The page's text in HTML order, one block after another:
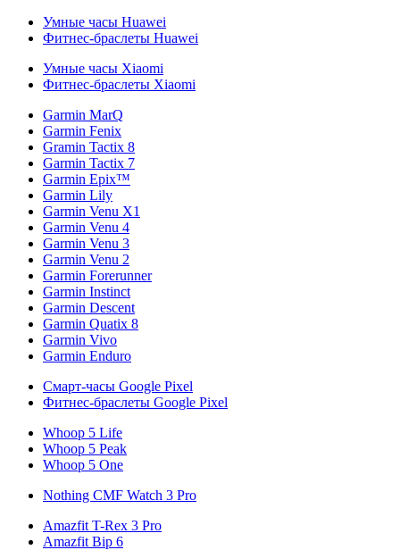
Умные часы Huawei
Фитнес-браслеты Huawei
Умные часы Xiaomi
Фитнес-браслеты Xiaomi
Garmin MarQ
Garmin Fenix
Gramin Tactix 8
Garmin Tactix 7
Garmin Epix™
Garmin Lily
Garmin Venu X1
Garmin Venu 4
Garmin Venu 3
Garmin Venu 2
Garmin Forerunner
Garmin Instinct
Garmin Descent
Garmin Quatix 8
Garmin Vivo
Garmin Enduro
Смарт-часы Google Pixel
Фитнес-браслеты Google Pixel
Whoop 5 Life
Whoop 5 Peak
Whoop 5 One
Nothing CMF Watch 3 Pro
Amazfit T-Rex 3 Pro
Amazfit Bip 6